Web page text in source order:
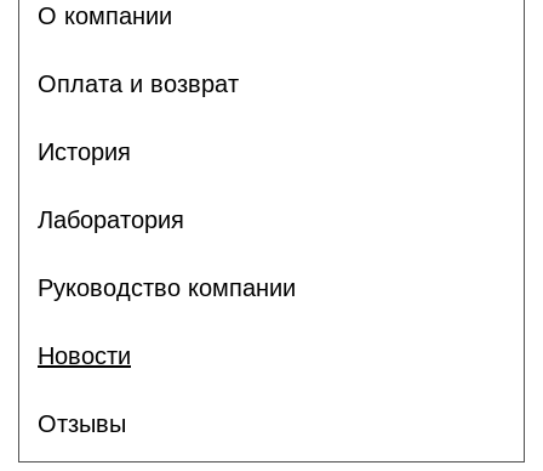
О компании
Оплата и возврат
История
Лаборатория
Руководство компании
Новости
Отзывы